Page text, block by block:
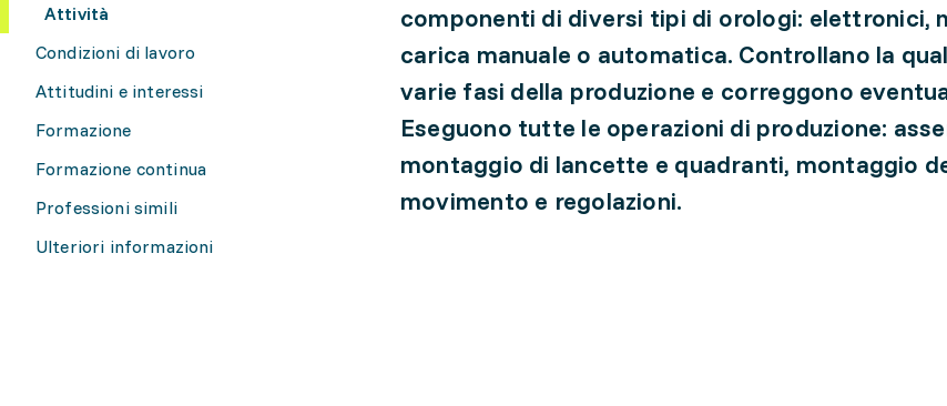
Attività
Condizioni di lavoro
Attitudini e interessi
Formazione
Formazione continua
Professioni simili
Ulteriori informazioni
componenti di diversi tipi di orologi: elettronici,
carica manuale o automatica. Controllano la
varie fasi della produzione e correggono
Eseguono tutte le operazioni di produzione:
montaggio di lancette e quadranti, montaggio
movimento e regolazioni.